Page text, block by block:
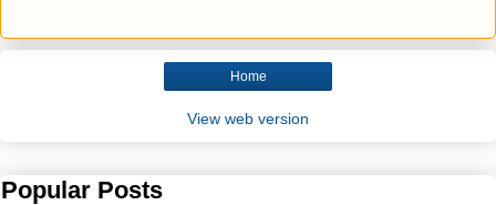
Home
View web version
Popular Posts